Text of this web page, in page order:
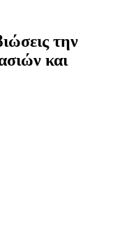
την
και